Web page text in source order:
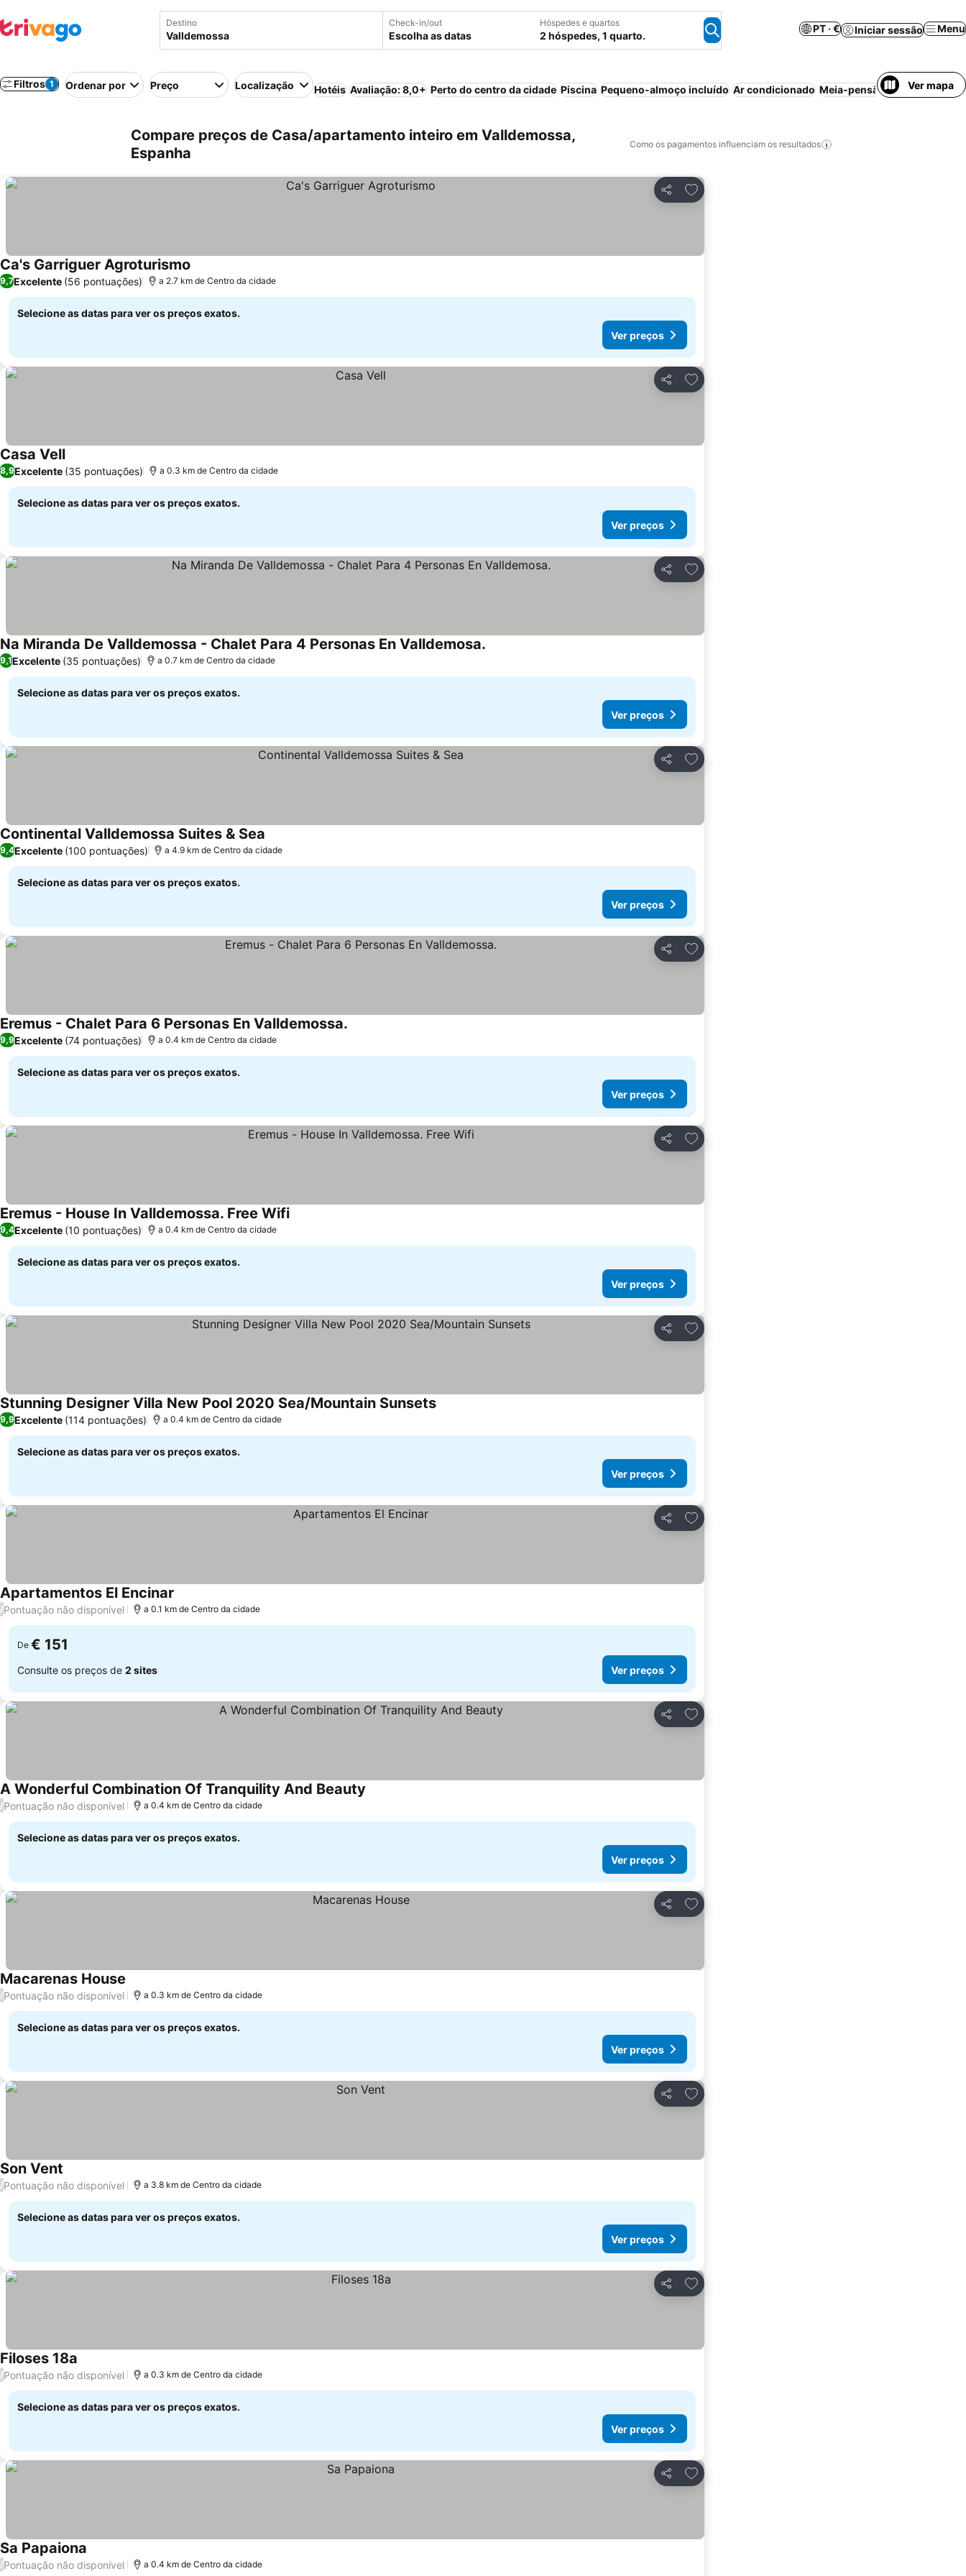
Destino Check-in/out
Escolha as datas
Hóspedes e quartos
2 hóspedes, 1 quarto.
PT · € Iniciar sessão Menu
Filtros 1 Ordenar por Preço Localização Hotéis Avaliação: 8,0+ Perto do centro da cidade Piscina Pequeno-almoço incluído Ar condicionado Meia-pensão Tudo incluído
Ver mapa
Compare preços de Casa/apartamento inteiro em Valldemossa,
Espanha
Como os pagamentos influenciam os resultados
Partilhar
Adicionar aos favoritos
Ca's Garriguer Agroturismo
9,7Excelente (56 pontuações) a 2.7 km de Centro da cidade
Selecione as datas para ver os preços exatos.
Ver preços
Partilhar
Adicionar aos favoritos
Casa Vell
8,9Excelente (35 pontuações) a 0.3 km de Centro da cidade
Selecione as datas para ver os preços exatos.
Ver preços
Partilhar
Adicionar aos favoritos
Na Miranda De Valldemossa - Chalet Para 4 Personas En Valldemosa.
9,1Excelente (35 pontuações) a 0.7 km de Centro da cidade
Selecione as datas para ver os preços exatos.
Ver preços
Partilhar
Adicionar aos favoritos
Continental Valldemossa Suites & Sea
9,4Excelente (100 pontuações) a 4.9 km de Centro da cidade
Selecione as datas para ver os preços exatos.
Ver preços
Partilhar
Adicionar aos favoritos
Eremus - Chalet Para 6 Personas En Valldemossa.
9,9Excelente (74 pontuações) a 0.4 km de Centro da cidade
Selecione as datas para ver os preços exatos.
Ver preços
Partilhar
Adicionar aos favoritos
Eremus - House In Valldemossa. Free Wifi
9,4Excelente (10 pontuações) a 0.4 km de Centro da cidade
Selecione as datas para ver os preços exatos.
Ver preços
Partilhar
Adicionar aos favoritos
Stunning Designer Villa New Pool 2020 Sea/Mountain Sunsets
9,9Excelente (114 pontuações) a 0.4 km de Centro da cidade
Selecione as datas para ver os preços exatos.
Ver preços
Partilhar
Adicionar aos favoritos
Apartamentos El Encinar
/Pontuação não disponível a 0.1 km de Centro da cidade
De € 151
Consulte os preços de 2 sites Ver preços
Partilhar
Adicionar aos favoritos
A Wonderful Combination Of Tranquility And Beauty
/Pontuação não disponível a 0.4 km de Centro da cidade
Selecione as datas para ver os preços exatos.
Ver preços
Partilhar
Adicionar aos favoritos
Macarenas House
/Pontuação não disponível a 0.3 km de Centro da cidade
Selecione as datas para ver os preços exatos.
Ver preços
Partilhar
Adicionar aos favoritos
Son Vent
/Pontuação não disponível a 3.8 km de Centro da cidade
Selecione as datas para ver os preços exatos.
Ver preços
Partilhar
Adicionar aos favoritos
Filoses 18a
/Pontuação não disponível a 0.3 km de Centro da cidade
Selecione as datas para ver os preços exatos.
Ver preços
Partilhar
Adicionar aos favoritos
Sa Papaiona
/Pontuação não disponível a 0.4 km de Centro da cidade